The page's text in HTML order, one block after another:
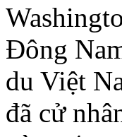
Ðông
du Việt
đã cử